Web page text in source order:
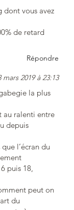
dont vous avez
de retard
Répondre
mars 2019 à 23:13
la plus
au ralenti entre
depuis
l’écran du
puis 18,
peut on
du